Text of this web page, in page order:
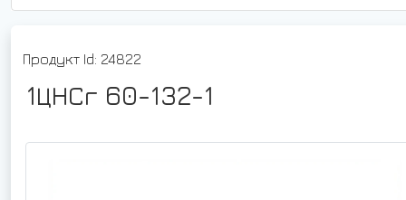
Продукт Id: 24822
1ЦНСг 60-132-1